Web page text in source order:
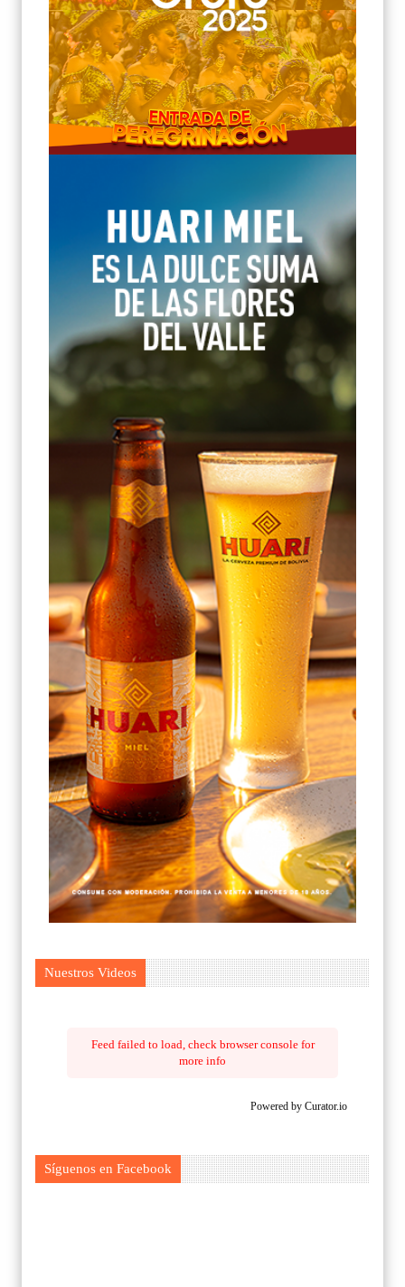
Nuestros Videos
Feed failed to load, check browser console for
more info
Powered by Curator.io
Síguenos en Facebook